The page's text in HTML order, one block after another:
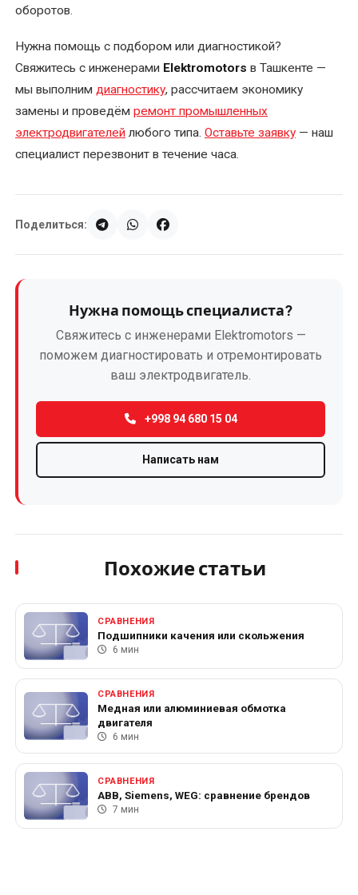
оборотов.
Нужна помощь с подбором или диагностикой?
Свяжитесь с инженерами Elektromotors в Ташкенте —
мы выполним диагностику, рассчитаем экономику
замены и проведём ремонт промышленных
электродвигателейлюбого типа. Оставьте заявку — наш
специалист перезвонит в течение часа.
Поделиться:
Нужна помощь специалиста?
Свяжитесь с инженерами Elektromotors —
поможем диагностировать и отремонтировать
ваш электродвигатель.
+998 94 680 15 04
Написать нам
Похожие статьи
СРАВНЕНИЯ
Подшипники качения или скольжения
6 мин
СРАВНЕНИЯ
Медная или алюминиевая обмотка
двигателя
6 мин
СРАВНЕНИЯ
ABB, Siemens, WEG: сравнение брендов
7 мин